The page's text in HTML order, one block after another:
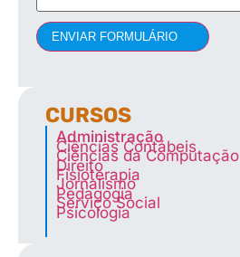
ENVIAR FORMULÁRIO
CURSOS
Administração
Ciências Contábeis
Ciências da Computação
Direito
Fisioterapia
Jornalismo
Pedagogia
Serviço Social
Psicologia